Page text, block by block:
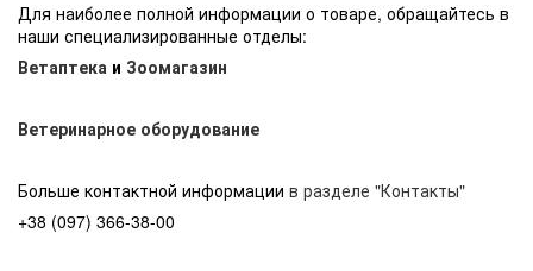
Для наиболее полной информации о товаре, обращайтесь в
наши специализированные отделы:
Ветаптека и Зоомагазин
Ветеринарное оборудование
Больше контактной информации в разделе "Контакты"
+38 (097) 366-38-00